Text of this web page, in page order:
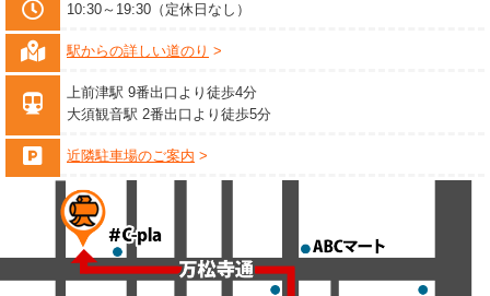
10:30～19:30（定休日なし）
駅からの詳しい道のり
上前津駅 9番出口より徒歩4分
大須観音駅 2番出口より徒歩5分
近隣駐車場のご案内